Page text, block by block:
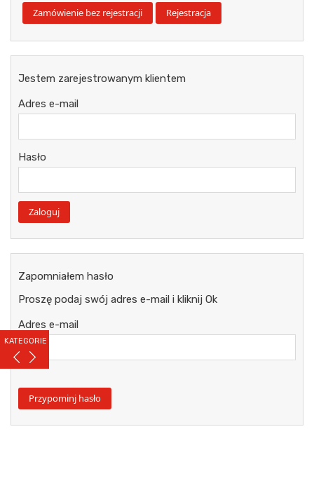
KATEGORIE
Jestem zarejestrowanym klientem
Adres e-mail
Hasło
Zapomniałem hasło
Proszę podaj swój adres e-mail i kliknij Ok
Adres e-mail